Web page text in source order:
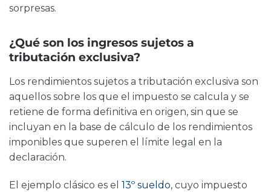
sorpresas.
¿Qué son los ingresos sujetos a
tributación exclusiva?
Los rendimientos sujetos a tributación exclusiva son
aquellos sobre los que el impuesto se calcula y se
retiene de forma definitiva en origen, sin que se
incluyan en la base de cálculo de los rendimientos
imponibles que superen el límite legal en la
declaración.
El ejemplo clásico es el 13º sueldo, cuyo impuesto